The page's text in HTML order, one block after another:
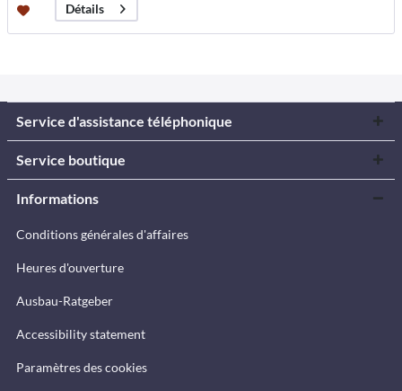
Détails
Service d'assistance téléphonique
Service boutique
Informations
Conditions générales d'affaires
Heures d'ouverture
Ausbau-Ratgeber
Accessibility statement
Paramètres des cookies